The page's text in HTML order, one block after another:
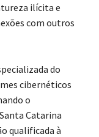
ilícita e
com outros
do
cibernéticos
o
Catarina
qualificada à